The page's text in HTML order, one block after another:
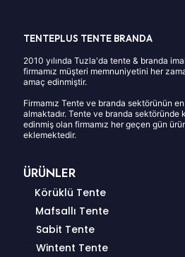
TENTEPLUS TENTE BRANDA
2010 yılında Tuzla'da tente & branda
firmamız müşteri memnuniyetini her
amaç edinmiştir.
Firmamız Tente ve branda sektörünün
almaktadır. Tente ve branda sektöründe
edinmiş olan firmamız her geçen gün
eklemektedir.
ÜRÜNLER
Körüklü Tente
Mafsallı Tente
Sabit Tente
Wintent Tente